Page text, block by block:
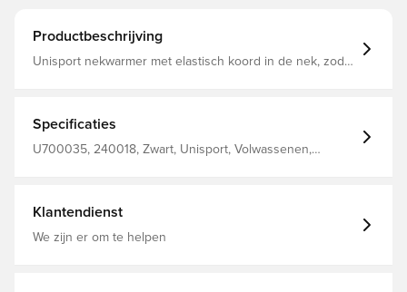
Productbeschrijving
Unisport nekwarmer met elastisch koord in de nek, zodat
Specificaties
U700035, 240018, Zwart, Unisport, Volwassenen,
Klantendienst
We zijn er om te helpen